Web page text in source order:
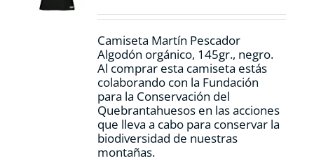
la
de
producto
Camiseta Martín Pescador
Algodón orgánico, 145gr., negro.
Al comprar esta camiseta estás
colaborando con la Fundación
para la Conservación del
Quebrantahuesos en las acciones
que lleva a cabo para conservar la
biodiversidad de nuestras
montañas.